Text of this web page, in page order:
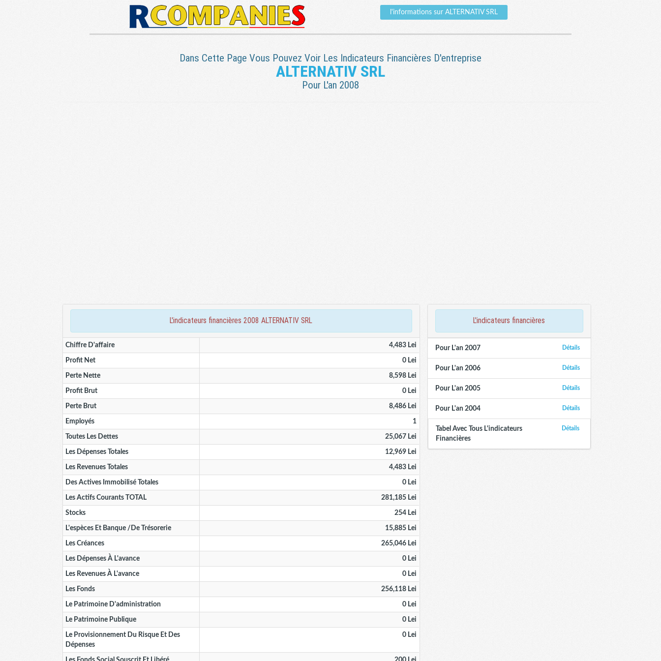
l'informations sur ALTERNATIV SRL
Dans Cette Page Vous Pouvez Voir Les Indicateurs Financières D'entreprise
ALTERNATIV SRL
Pour L'an 2008
l'indicateurs financières 2008 ALTERNATIV SRL
Chiffre D'affaire 4,483 Lei
Profit Net 0 Lei
Perte Nette 8,598 Lei
Profit Brut 0 Lei
Perte Brut 8,486 Lei
Employés 1
Toutes Les Dettes 25,067 Lei
Les Dépenses Totales 12,969 Lei
Les Revenues Totales 4,483 Lei
Des Actives Immobilisé Totales 0 Lei
Les Actifs Courants TOTAL 281,185 Lei
Stocks 254 Lei
L'espèces Et Banque /de Trésorerie 15,885 Lei
Les Créances 265,046 Lei
Les Dépenses À L'avance 0 Lei
Les Revenues À L'avance 0 Lei
Les Fonds 256,118 Lei
Le Patrimoine D'administration 0 Lei
Le Patrimoine Publique 0 Lei
Le Provisionnement Du Risque Et Des
Dépenses
0 Lei
l'indicateurs financières
Détails
Pour L'an 2007
Détails
Pour L'an 2006
Détails
Pour L'an 2005
Détails
Pour L'an 2004
Détails
Tabel Avec Tous L'indicateurs
Financières